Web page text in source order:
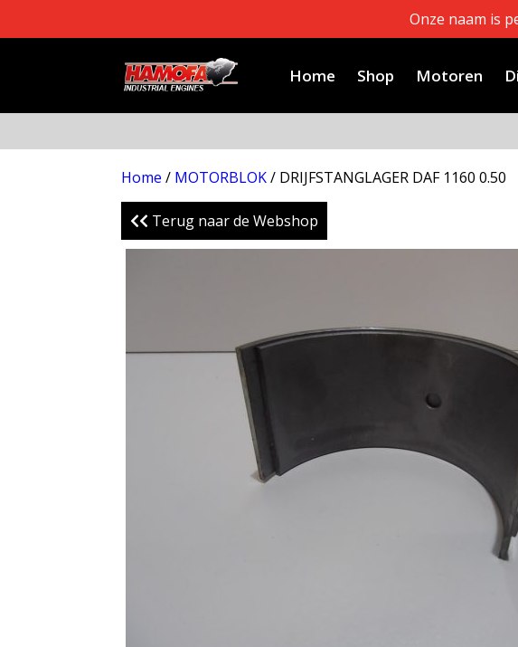
Onze naam is
Home Shop Motoren
Home / MOTORBLOK/ DRIJFSTANGLAGER DAF 1160 0.50
Terug naar de Webshop